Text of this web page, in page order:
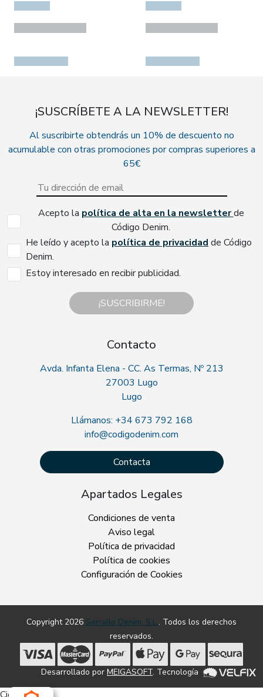
¡SUSCRÍBETE A LA NEWSLETTER!
Al suscribirte obtendrás un 10% de descuento no
acumulable con otras promociones por compras superiores a
65€
Acepto la política de alta en la newsletterde
Código Denim.
He leído y acepto la política de privacidadde Código
Denim.
Estoy interesado en recibir publicidad.
¡SUSCRIBIRME!
Contacto
Avda. Infanta Elena - CC. As Termas, Nº 213
27003 Lugo
Lugo
Llámanos: +34 673 792 168
info@codigodenim.com
Contacta
Apartados Legales
Condiciones de venta
Aviso legal
Política de privacidad
Política de cookies
Configuración de Cookies
Copyright 2026 Serrallo Denim, S.L.. Todos los derechos
reservados.
Desarrollado por MEIGASOFT. Tecnología